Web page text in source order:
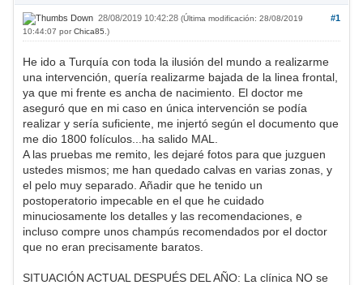
#1
28/08/2019 10:42:28(Última modificación: 28/08/2019
10:44:07 porChica85 .)
He ido a Turquía con toda la ilusión del mundo a realizarme
una intervención, quería realizarme bajada de la linea frontal,
ya que mi frente es ancha de nacimiento. El doctor me
aseguró que en mi caso en única intervención se podía
realizar y sería suficiente, me injertó según el documento que
me dio 1800 folículos...ha salido MAL.
A las pruebas me remito, les dejaré fotos para que juzguen
ustedes mismos; me han quedado calvas en varias zonas, y
el pelo muy separado. Añadir que he tenido un
postoperatorio impecable en el que he cuidado
minuciosamente los detalles y las recomendaciones, e
incluso compre unos champús recomendados por el doctor
que no eran precisamente baratos.
SITUACIÓN ACTUAL DESPUÉS DEL AÑO: La clínica NO se